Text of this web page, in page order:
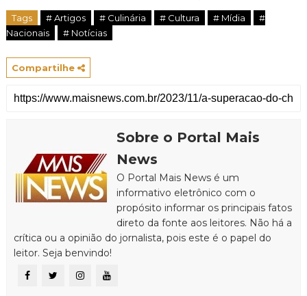
Tags # Artigos # Culinária # Cultura # Mídia
#
Nacionais
# Notícias
Compartilhe
Sobre o Portal Mais
News
O Portal Mais News é um
informativo eletrônico com o
propósito informar os principais fatos
direto da fonte aos leitores. Não há a
crítica ou a opinião do jornalista, pois este é o papel do
leitor. Seja benvindo!